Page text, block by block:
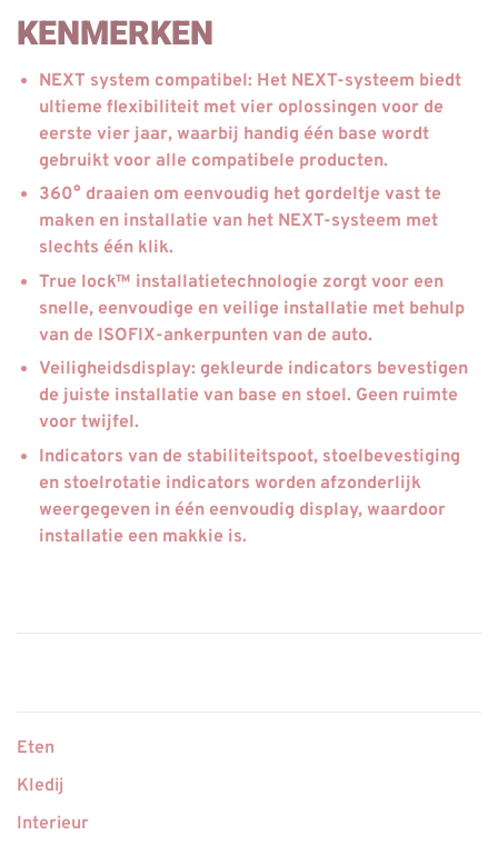
KENMERKEN
NEXT system compatibel: Het NEXT-systeem biedt
ultieme flexibiliteit met vier oplossingen voor de
eerste vier jaar, waarbij handig één base wordt
gebruikt voor alle compatibele producten.
360° draaien om eenvoudig het gordeltje vast te
maken en installatie van het NEXT-systeem met
slechts één klik.
True lock™ installatietechnologie zorgt voor een
snelle, eenvoudige en veilige installatie met behulp
van de ISOFIX-ankerpunten van de auto.
Veiligheidsdisplay: gekleurde indicators bevestigen
de juiste installatie van base en stoel. Geen ruimte
voor twijfel.
Indicators van de stabiliteitspoot, stoelbevestiging
en stoelrotatie indicators worden afzonderlijk
weergegeven in één eenvoudig display, waardoor
installatie een makkie is.
Eten
Kledij
Interieur